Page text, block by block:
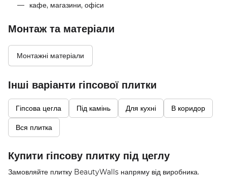
кафе, магазини, офіси
Монтаж та матеріали
Монтажні матеріали
Інші варіанти гіпсової плитки
Гіпсова цегла Під камінь Для кухні В коридор
Вся плитка
Купити гіпсову плитку під цеглу
Замовляйте плитку BeautyWalls напряму від виробника.